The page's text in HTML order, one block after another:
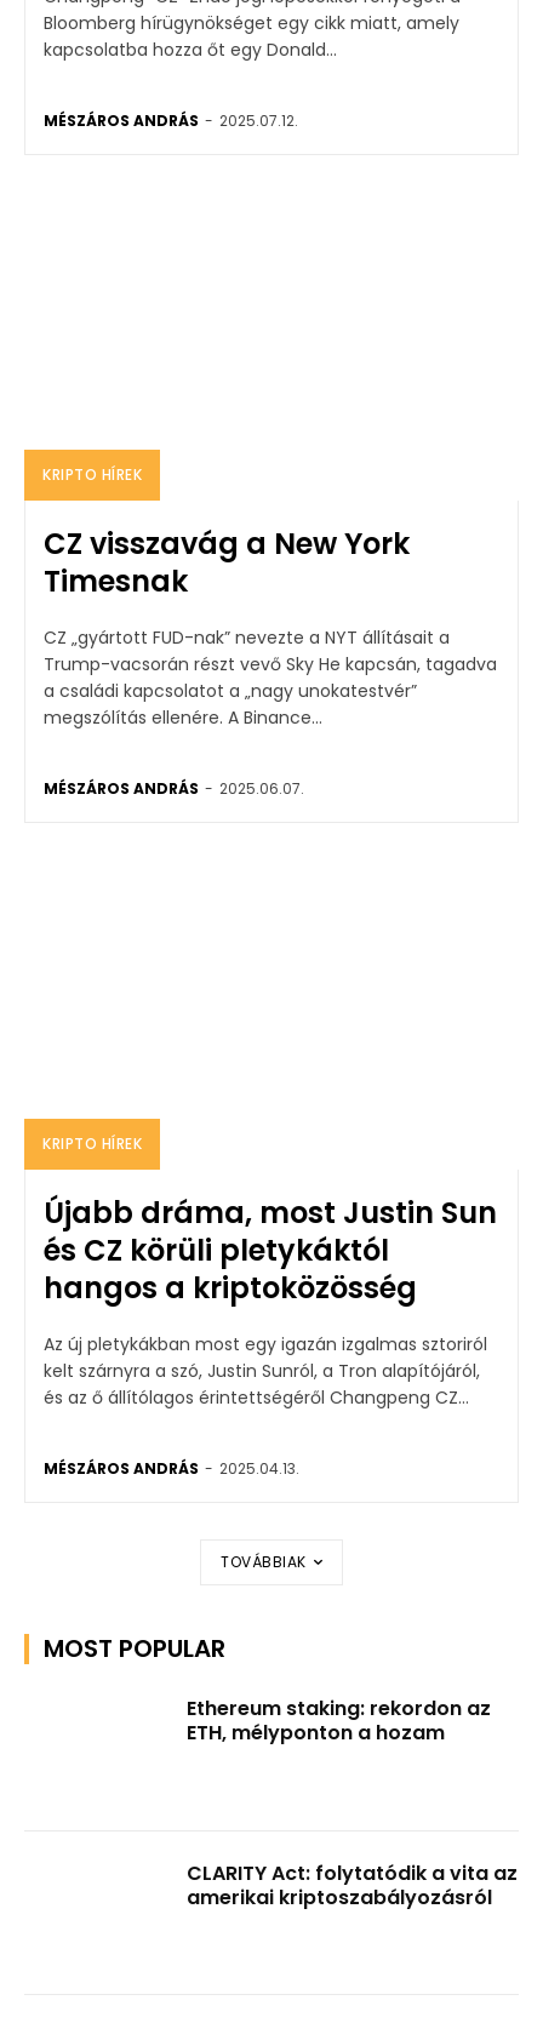
Bloomberg hírügynökséget egy cikk miatt, amely
kapcsolatba hozza őt egy Donald...
MÉSZÁROS ANDRÁS - 2025.07.12.
KRIPTO HÍREK
CZ visszavág a New York
Timesnak
CZ „gyártott FUD-nak” nevezte a NYT állításait a
Trump-vacsorán részt vevő Sky He kapcsán, tagadva
a családi kapcsolatot a „nagy unokatestvér”
megszólítás ellenére. A Binance...
MÉSZÁROS ANDRÁS - 2025.06.07.
KRIPTO HÍREK
Újabb dráma, most Justin Sun
és CZ körüli pletykáktól
hangos a kriptoközösség
Az új pletykákban most egy igazán izgalmas sztoriról
kelt szárnyra a szó, Justin Sunról, a Tron alapítójáról,
és az ő állítólagos érintettségéről Changpeng CZ...
MÉSZÁROS ANDRÁS - 2025.04.13.
TOVÁBBIAK
MOST POPULAR
Ethereum staking: rekordon az
ETH, mélyponton a hozam
CLARITY Act: folytatódik a vita az
amerikai kriptoszabályozásról